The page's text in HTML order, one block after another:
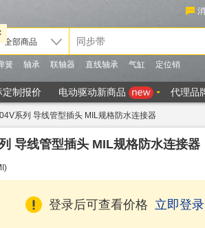
系列 导线管型插头 MIL规格防水连接器
导线管型插头 MIL规格防水连接器
登录后可查看价格 立即登录